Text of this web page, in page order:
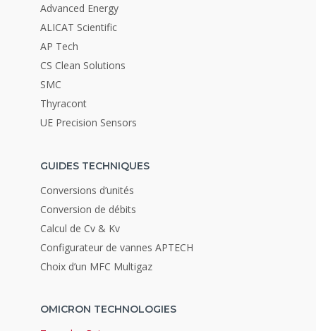
Advanced Energy
ALICAT Scientific
AP Tech
CS Clean Solutions
SMC
Thyracont
UE Precision Sensors
GUIDES TECHNIQUES
Conversions d’unités
Conversion de débits
Calcul de Cv & Kv
Configurateur de vannes APTECH
Choix d’un MFC Multigaz
OMICRON TECHNOLOGIES